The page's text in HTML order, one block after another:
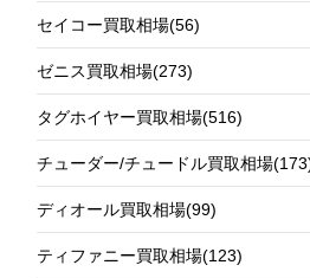
セイコー買取相場(56)
ゼニス買取相場(273)
タグホイヤー買取相場(516)
チューダー/チュードル買取相場
ディオール買取相場(99)
ティファニー買取相場(123)